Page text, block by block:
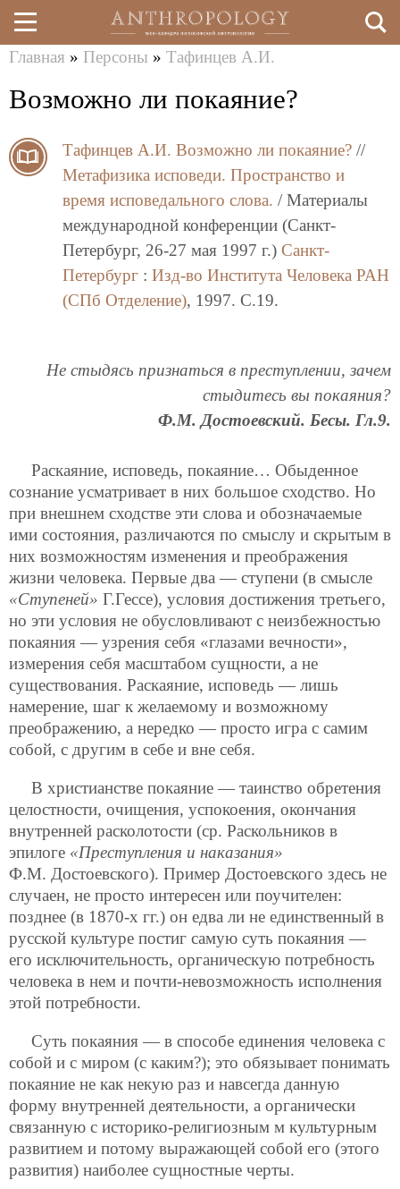
Перейти
к
содержанию
здесь
Главная » Персоны » Тафинцев А.И.
Возможно ли покаяние?
Тафинцев А.И. Возможно ли покаяние? //
Метафизика исповеди. Пространство и
время исповедального слова. / Материалы
международной конференции (Санкт-
Петербург, 26-27 мая 1997 г.) Санкт-
Петербург : Изд-во Института Человека РАН
(СПб Отделение), 1997. C.19.
Не стыдясь признаться в преступлении, зачем
стыдитесь вы покаяния?
Ф.М. Достоевский. Бесы. Гл.9.
Раскаяние, исповедь, покаяние… Обыденное
сознание усматривает в них большое сходство. Но
при внешнем сходстве эти слова и обозначаемые
ими состояния, различаются по смыслу и скрытым в
них возможностям изменения и преображения
жизни человека. Первые два — ступени (в смысле
«Ступеней» Г.Гессе), условия достижения третьего,
но эти условия не обусловливают с неизбежностью
покаяния — узрения себя «глазами вечности»,
измерения себя масштабом сущности, а не
существования. Раскаяние, исповедь — лишь
намерение, шаг к желаемому и возможному
преображению, а нередко — просто игра с самим
собой, с другим в себе и вне себя.
В христианстве покаяние — таинство обретения
целостности, очищения, успокоения, окончания
внутренней расколотости (ср. Раскольников в
эпилоге «Преступления и наказания»
Ф.М. Достоевского). Пример Достоевского здесь не
случаен, не просто интересен или поучителен:
позднее (в 1870-х гг.) он едва ли не единственный в
русской культуре постиг самую суть покаяния —
его исключительность, органическую потребность
человека в нем и почти-невозможность исполнения
этой потребности.
Суть покаяния — в способе единения человека с
собой и с миром (с каким?); это обязывает понимать
покаяние не как некую раз и навсегда данную
форму внутренней деятельности, а органически
связанную с историко-религиозным м культурным
развитием и потому выражающей собой его (этого
развития) наиболее сущностные черты.